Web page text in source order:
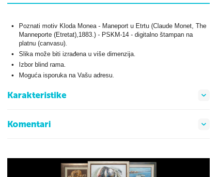
Poznati motiv Kloda Monea - Maneport u Etrtu (Claude Monet, The
Manneporte (Etretat),1883.) - PSKM-14 - digitalno štampan na
platnu (canvasu).
Slika može biti izrađena u više dimenzija.
Izbor blind rama.
Moguća isporuka na Vašu adresu.
Karakteristike
Komentari